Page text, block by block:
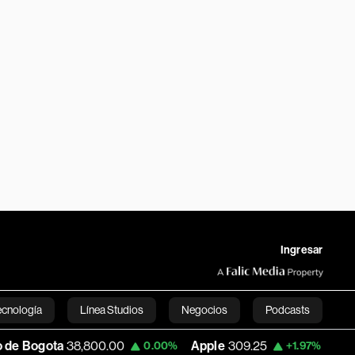
Ingresar
Línea Studios Negocios Podcasts
English0.00% Apple 309.25 +1.97% USD COP 3,195.99